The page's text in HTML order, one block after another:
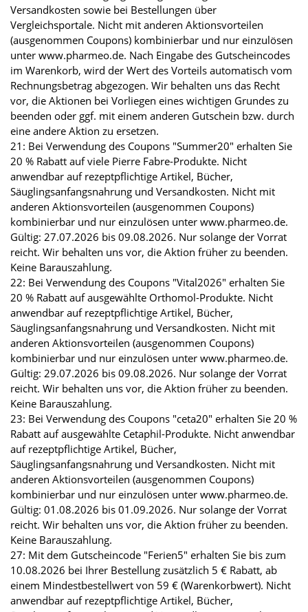
Versandkosten sowie bei Bestellungen über
Vergleichsportale. Nicht mit anderen Aktionsvorteilen
(ausgenommen Coupons) kombinierbar und nur einzulösen
unter www.pharmeo.de. Nach Eingabe des Gutscheincodes
im Warenkorb, wird der Wert des Vorteils automatisch vom
Rechnungsbetrag abgezogen. Wir behalten uns das Recht
vor, die Aktionen bei Vorliegen eines wichtigen Grundes zu
beenden oder ggf. mit einem anderen Gutschein bzw. durch
eine andere Aktion zu ersetzen.
21: Bei Verwendung des Coupons "Summer20" erhalten Sie
20 % Rabatt auf viele Pierre Fabre-Produkte. Nicht
anwendbar auf rezeptpflichtige Artikel, Bücher,
Säuglingsanfangsnahrung und Versandkosten. Nicht mit
anderen Aktionsvorteilen (ausgenommen Coupons)
kombinierbar und nur einzulösen unter www.pharmeo.de.
Gültig: 27.07.2026 bis 09.08.2026. Nur solange der Vorrat
reicht. Wir behalten uns vor, die Aktion früher zu beenden.
Keine Barauszahlung.
22: Bei Verwendung des Coupons "Vital2026" erhalten Sie
20 % Rabatt auf ausgewählte Orthomol-Produkte. Nicht
anwendbar auf rezeptpflichtige Artikel, Bücher,
Säuglingsanfangsnahrung und Versandkosten. Nicht mit
anderen Aktionsvorteilen (ausgenommen Coupons)
kombinierbar und nur einzulösen unter www.pharmeo.de.
Gültig: 29.07.2026 bis 09.08.2026. Nur solange der Vorrat
reicht. Wir behalten uns vor, die Aktion früher zu beenden.
Keine Barauszahlung.
23: Bei Verwendung des Coupons "ceta20" erhalten Sie 20 %
Rabatt auf ausgewählte Cetaphil-Produkte. Nicht anwendbar
auf rezeptpflichtige Artikel, Bücher,
Säuglingsanfangsnahrung und Versandkosten. Nicht mit
anderen Aktionsvorteilen (ausgenommen Coupons)
kombinierbar und nur einzulösen unter www.pharmeo.de.
Gültig: 01.08.2026 bis 01.09.2026. Nur solange der Vorrat
reicht. Wir behalten uns vor, die Aktion früher zu beenden.
Keine Barauszahlung.
27: Mit dem Gutscheincode "Ferien5" erhalten Sie bis zum
10.08.2026 bei Ihrer Bestellung zusätzlich 5 € Rabatt, ab
einem Mindestbestellwert von 59 € (Warenkorbwert). Nicht
anwendbar auf rezeptpflichtige Artikel, Bücher,